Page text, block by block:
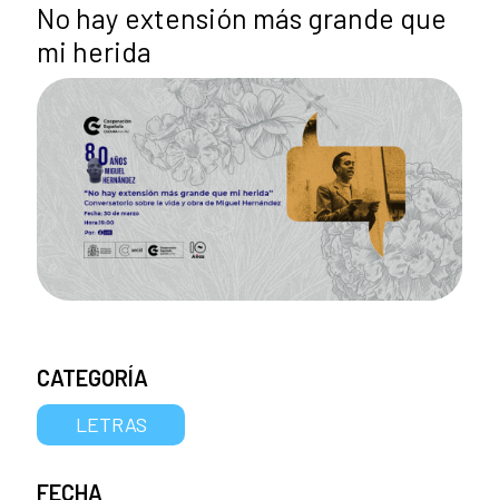
No hay extensión más grande que
mi herida
CATEGORÍA
LETRAS
FECHA